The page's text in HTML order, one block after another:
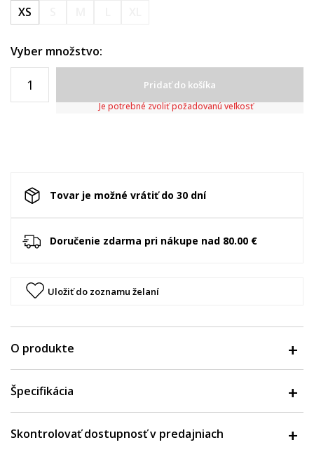
XS
Vyber množstvo:
Pridať do košíka
Je potrebné zvoliť požadovanú veľkosť
Tovar je možné vrátiť do 30 dní
Doručenie zdarma pri nákupe nad 80.00 €
Uložiť do zoznamu želaní
O produkte
Špecifikácia
Skontrolovať dostupnosť v predajniach